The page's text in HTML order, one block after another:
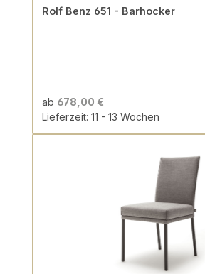
Rolf Benz 651 - Barhocker
ab 678,00 €
Lieferzeit: 11 - 13 Wochen